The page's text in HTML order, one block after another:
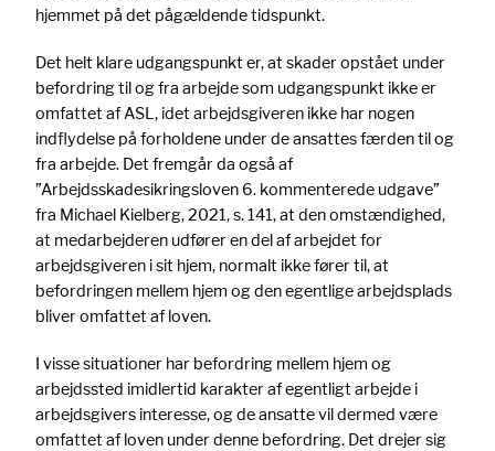
hjemmet på det pågældende tidspunkt.
Det helt klare udgangspunkt er, at skader opstået under
befordring til og fra arbejde som udgangspunkt ikke er
omfattet af ASL, idet arbejdsgiveren ikke har nogen
indflydelse på forholdene under de ansattes færden til og
fra arbejde. Det fremgår da også af
”Arbejdsskadesikringsloven 6. kommenterede udgave”
fra Michael Kielberg, 2021, s. 141, at den omstændighed,
at medarbejderen udfører en del af arbejdet for
arbejdsgiveren i sit hjem, normalt ikke fører til, at
befordringen mellem hjem og den egentlige arbejdsplads
bliver omfattet af loven.
I visse situationer har befordring mellem hjem og
arbejdssted imidlertid karakter af egentligt arbejde i
arbejdsgivers interesse, og de ansatte vil dermed være
omfattet af loven under denne befordring. Det drejer sig